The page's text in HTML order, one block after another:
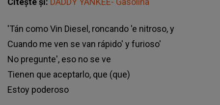
'Tán como Vin Diesel, roncando 'e nitroso, y
Cuando me ven se van rápido' y furioso'
No pregunte', eso no se ve
Tienen que aceptarlo, que (que)
Estoy poderoso